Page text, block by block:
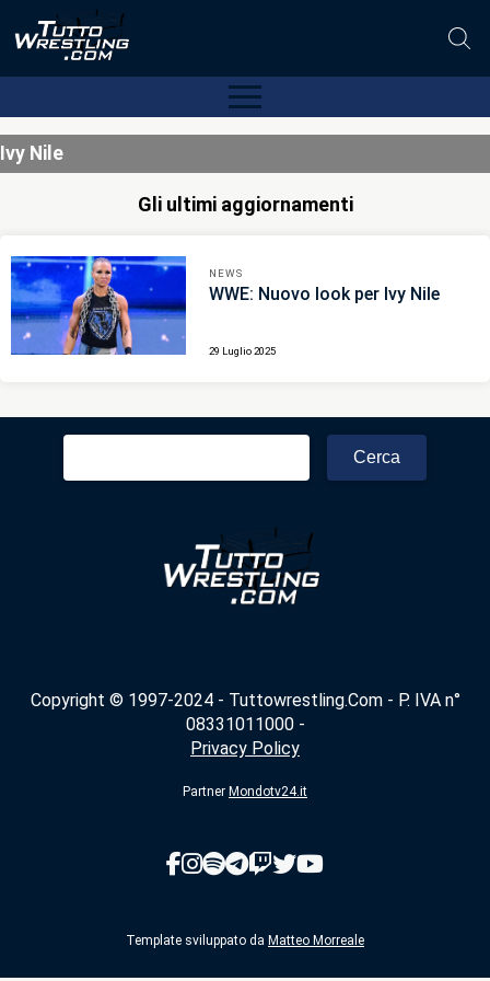
Ivy Nile
Gli ultimi aggiornamenti
NEWS
WWE: Nuovo look per Ivy Nile
29 Luglio 2025
Ricerca
Copyright © 1997-2024 - Tuttowrestling.Com - P. IVA n°
08331011000 -
Privacy Policy
Partner Mondotv24.it
Template sviluppato da Matteo Morreale